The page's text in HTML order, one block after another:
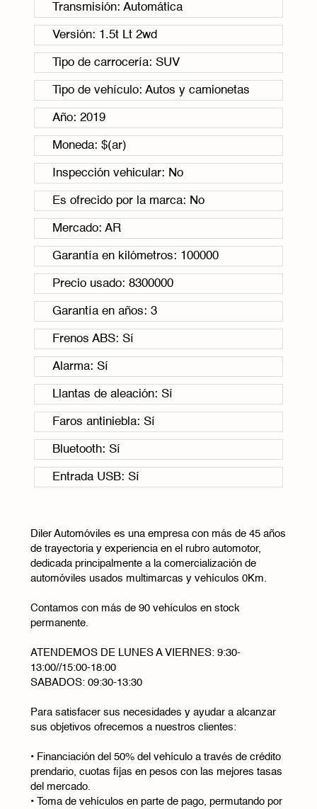
Transmisión: Automática
Versión: 1.5t Lt 2wd
Tipo de carrocería: SUV
Tipo de vehículo: Autos y camionetas
Año: 2019
Moneda: $(ar)
Inspección vehicular: No
Es ofrecido por la marca: No
Mercado: AR
Garantía en kilómetros: 100000
Precio usado: 8300000
Garantía en años: 3
Frenos ABS: Sí
Alarma: Sí
Llantas de aleación: Sí
Faros antiniebla: Sí
Bluetooth: Sí
Entrada USB: Sí
Diler Automóviles es una empresa con más de 45 años
de trayectoria y experiencia en el rubro automotor,
dedicada principalmente a la comercialización de
automóviles usados multimarcas y vehículos 0Km.
Contamos con más de 90 vehículos en stock
permanente.
ATENDEMOS DE LUNES A VIERNES: 9:30-
13:00//15:00-18:00
SABADOS: 09:30-13:30
Para satisfacer sus necesidades y ayudar a alcanzar
sus objetivos ofrecemos a nuestros clientes:
• Financiación del 50% del vehículo a través de crédito
prendario, cuotas fijas en pesos con las mejores tasas
del mercado.
• Toma de vehículos en parte de pago, permutando por